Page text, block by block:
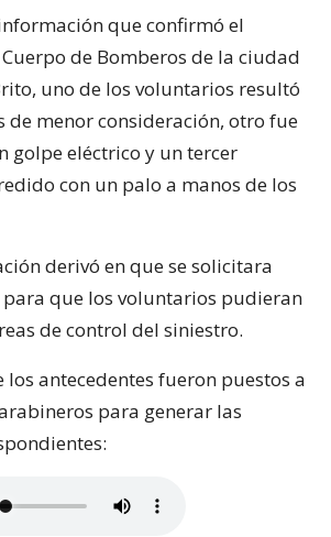
que confirmó el
de Bomberos de la ciudad
uno de los voluntarios resultó
de menor consideración, otro fue
golpe eléctrico y un tercer
con un palo a manos de los
derivó en que se solicitara
que los voluntarios pudieran
de control del siniestro.
antecedentes fueron puestos a
para generar las